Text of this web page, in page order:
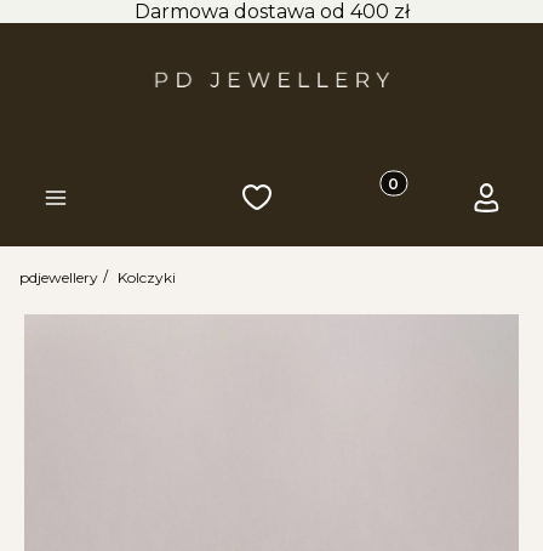
Darmowa dostawa od 400 zł
Menu Ulubione Produkty w
Koszyk Zaloguj
pdjewellery Kolczyki